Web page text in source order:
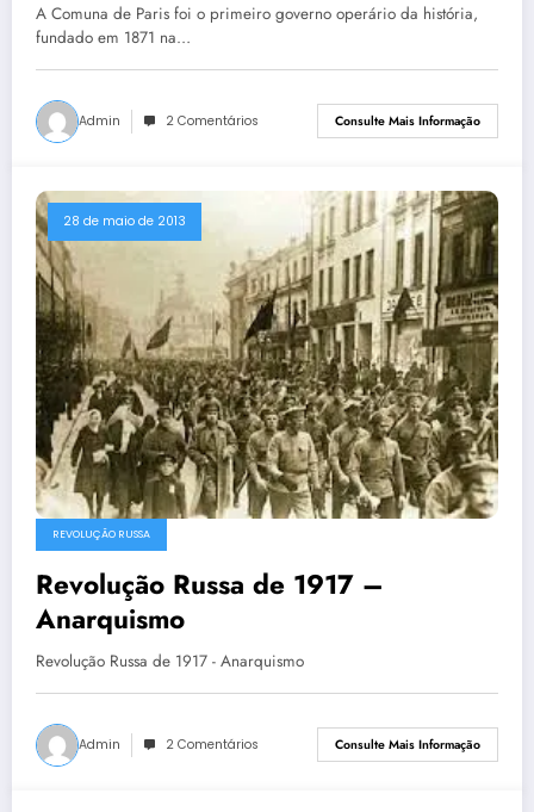
A Comuna de Paris foi o primeiro governo operário da história,
fundado em 1871 na…
Admin 2 Comentários Consulte Mais Informação
28 de maio de 2013
REVOLUÇÃO RUSSA
Revolução Russa de 1917 –
Anarquismo
Revolução Russa de 1917 - Anarquismo
Admin 2 Comentários Consulte Mais Informação